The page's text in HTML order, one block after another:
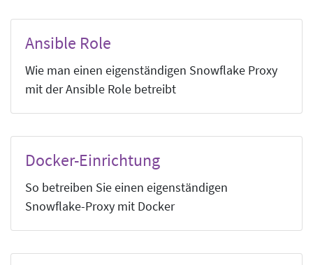
Ansible Role
Wie man einen eigenständigen Snowflake Proxy
mit der Ansible Role betreibt
Docker-Einrichtung
So betreiben Sie einen eigenständigen
Snowflake-Proxy mit Docker